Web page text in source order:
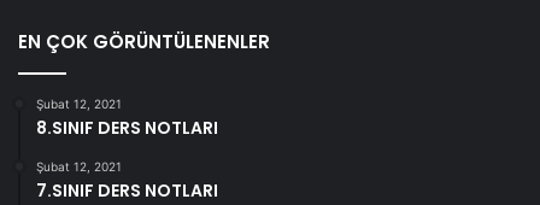
EN ÇOK GÖRÜNTÜLENENLER
Şubat 12, 2021
8.SINIF DERS NOTLARI
Şubat 12, 2021
7.SINIF DERS NOTLARI